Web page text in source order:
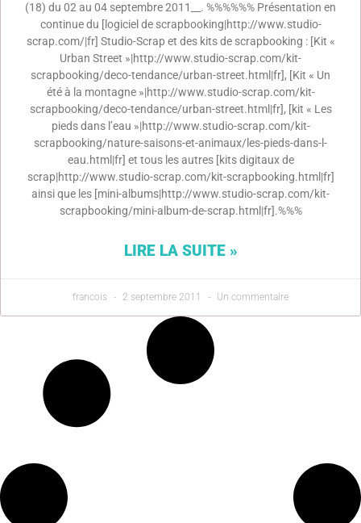
(18) du 02 au 04 septembre 2011__. %%%%%% Présentation en
continue du [logiciel de scrapbooking|http://www.studio-
scrap.com/|fr] Studio-Scrap et des kits de scrapbooking : [Kit «
Urban Street »|http://www.studio-scrap.com/kit-
scrapbooking/deco-tendance/urban-street.html|fr], [Kit « Un
été à la montagne »|http://www.studio-scrap.com/kit-
scrapbooking/deco-tendance/urban-street.html|fr], [kit « Les
pieds dans l’eau »|http://www.studio-scrap.com/kit-
scrapbooking/nature-saisons-et-animaux/les-pieds-dans-l-
eau.html|fr] et tous les autres [kits digitaux de
scrap|http://www.studio-scrap.com/kit-scrapbooking.html|fr]
ainsi que les [mini-albums|http://www.studio-scrap.com/kit-
scrapbooking/mini-album-de-scrap.html|fr].%%%
LIRE LA SUITE »
francois 2 septembre 2011 Un commentaire